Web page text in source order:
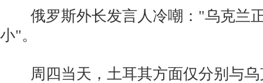
俄罗斯外长发言人冷嘲："乌克兰
小"。
周四当天，土耳其方面仅分别与乌